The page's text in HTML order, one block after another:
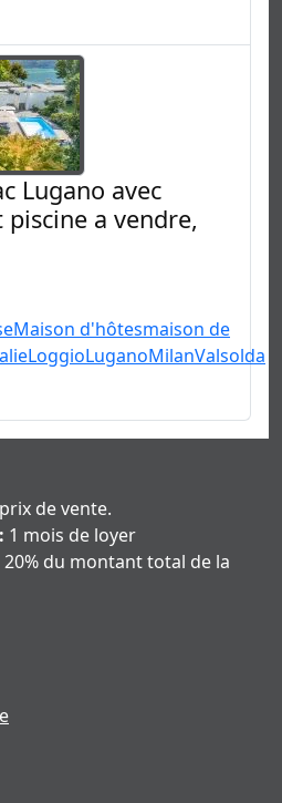
Lugano avec
a vendre,
Maison d'hôtesmaison de
LoggioLuganoMilanValsolda
de vente.
1 mois de loyer
20% du montant total de la